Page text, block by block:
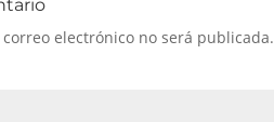
electrónico no será publicada.